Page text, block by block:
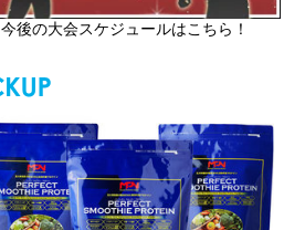
今後の大会スケジュールはこちら！